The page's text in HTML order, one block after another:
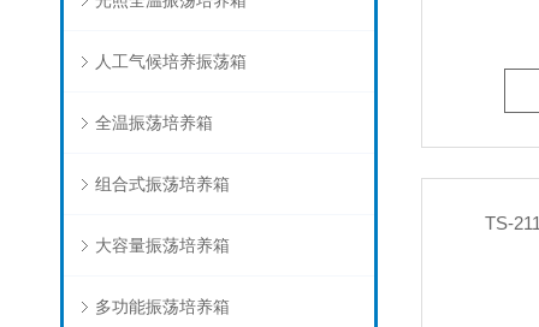
人工气候培养振荡箱
全温振荡培养箱
组合式振荡培养箱
大容量振荡培养箱
多功能振荡培养箱
TS-